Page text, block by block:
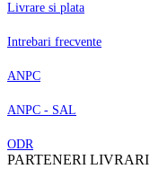
Livrare si plata
Intrebari frecvente
ANPC
ANPC - SAL
ODR
PARTENERI LIVRARI